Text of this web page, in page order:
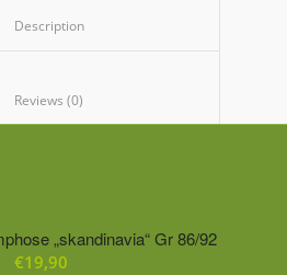
						Description
„skandinavia“ Gr 86/92
€19,90